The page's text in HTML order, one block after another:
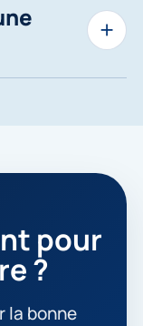
pour
?
la bonne